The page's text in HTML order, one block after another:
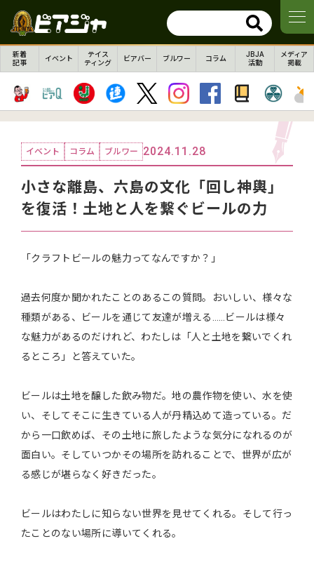
新着
記事
イベント
テイス
ティング
ビアバー ブルワー コラム
JBJA
活動
メディア
掲載
イベント コラム ブルワー 2024.11.28
小さな離島、六島の文化「回し神輿」
を復活！土地と人を繋ぐビールの力
「クラフトビールの魅力ってなんですか？」
過去何度か聞かれたことのあるこの質問。おいしい、様々な
種類がある、ビールを通じて友達が増える……ビールは様々
な魅力があるのだけれど、わたしは「人と土地を繋いでくれ
るところ」と答えていた。
ビールは土地を醸した飲み物だ。地の農作物を使い、水を使
い、そしてそこに生きている人が丹精込めて造っている。だ
から一口飲めば、その土地に旅したような気分になれるのが
面白い。そしていつかその場所を訪れることで、世界が広が
る感じが堪らなく好きだった。
ビールはわたしに知らない世界を見せてくれる。そして行っ
たことのない場所に導いてくれる。